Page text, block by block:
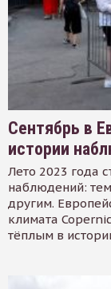
Сентябрь в
истории
Лето 2023 года
наблюдений:
другим.
климата
тёплым в